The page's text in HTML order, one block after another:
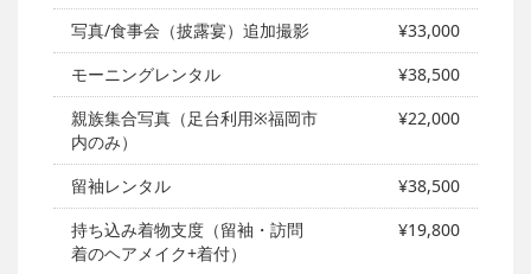
写真/食事会（披露宴）追加撮影
¥33,000
モーニングレンタル
¥38,500
親族集合写真（足台利用※福岡市
内のみ）
¥22,000
留袖レンタル
¥38,500
持ち込み着物支度（留袖・訪問
着のヘアメイク+着付）
¥19,800